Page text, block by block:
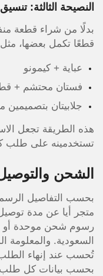
النصيحة الثالثة:
بدلًا من شراء قطعة
قطعًا تكمل بعضها،
عباية + كيمونو
فستان محتشم +
جلابيتان
هذه الطريقة تجعل
تستخدمينه على طلب
الشحن
بحسب التفاصيل
متجر أيا عن مدة
رسوم شحن موحدة أو
السعودية.
تُحسب عند إنهاء
بحسب بيانات كل